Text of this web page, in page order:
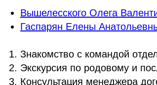
Вышелесского Олега
Гаспарян Елены
Знакомство с командой
Экскурсия по родовому и
Консультация менеджера